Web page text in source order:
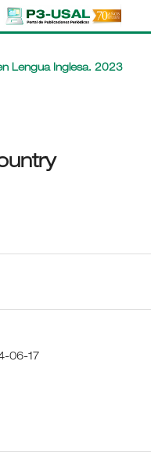
Lengua Inglesa. 2023
06-17